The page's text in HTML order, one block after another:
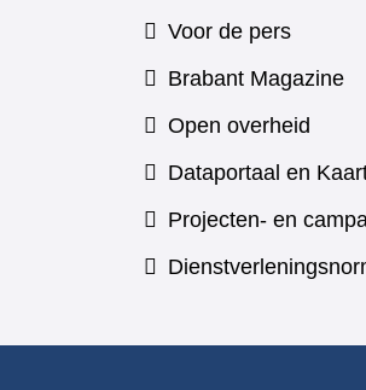
Voor de pers
Brabant Magazine
Open overheid
Dataportaal en
Projecten- en